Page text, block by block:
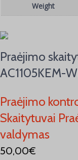
Weight
Praėjimo
AC1105KEM-
Praėjimo
Skaitytuvai
valdymas
50,00€